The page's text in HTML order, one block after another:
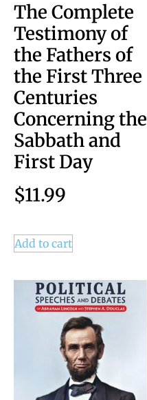
The Complete
Testimony of
the Fathers of
the First Three
Centuries
Concerning the
Sabbath and
First Day
$11.99
Add to cart